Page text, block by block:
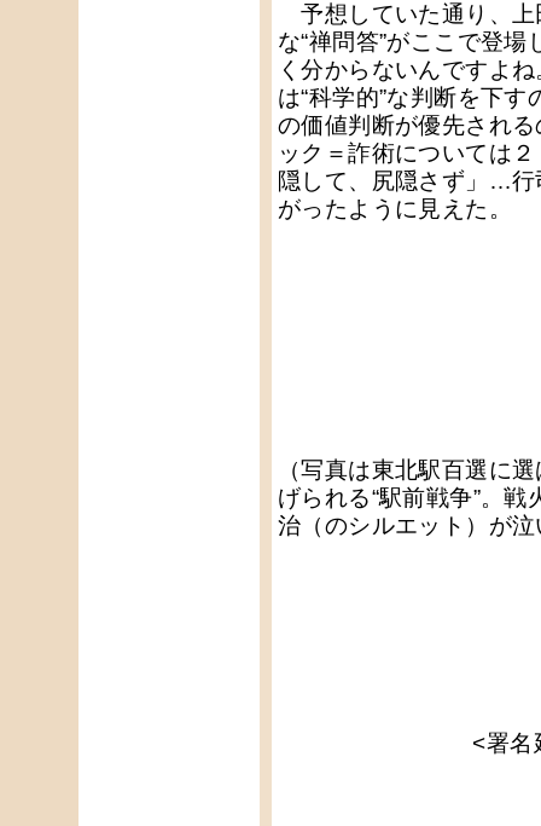
予想していた通り、
な“禅問答”がここで登
く分からないんですよ
は“科学的”な判断を下
の価値判断が優先され
ック＝詐術については
隠して、尻隠さず」…行
がったように見えた。
（写真は東北駅百選に
げられる“駅前戦争”。
治（のシルエット）が
<署名